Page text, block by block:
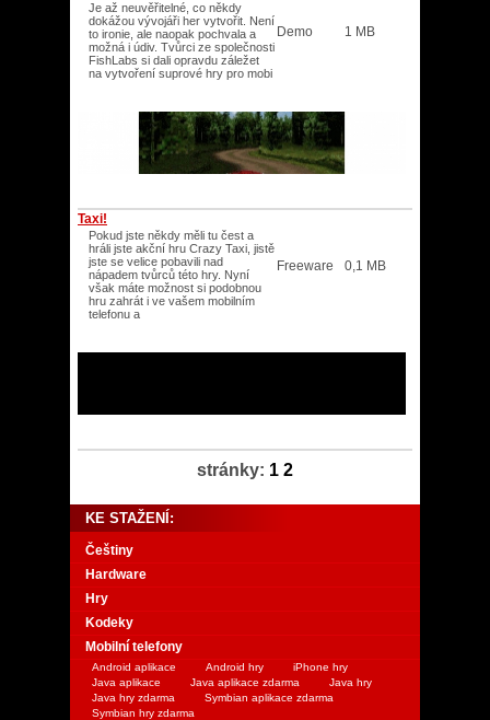
Je až neuvěřitelné, co někdy
dokážou vývojáři her vytvořit. Není
to ironie, ale naopak pochvala a
možná i údiv. Tvůrci ze společnosti
FishLabs si dali opravdu záležet
na vytvoření suprové hry pro mobi
Demo 1 MB
Taxi!
Pokud jste někdy měli tu čest a
hráli jste akční hru Crazy Taxi, jistě
jste se velice pobavili nad
nápadem tvůrců této hry. Nyní
však máte možnost si podobnou
hru zahrát i ve vašem mobilním
telefonu a
Freeware 0,1 MB
stránky: 1 2
KE STAŽENÍ:
Češtiny
Hardware
Hry
Kodeky
Mobilní telefony
Android aplikace Android hry
iPhone hry
Java aplikace
Java aplikace zdarma
Java hry
Java hry zdarma
Symbian aplikace zdarma
Symbian hry zdarma